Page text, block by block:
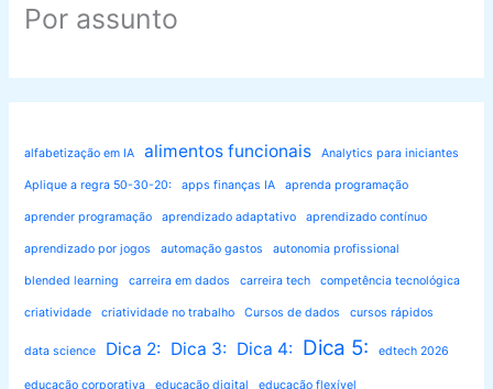
Por assunto
alfabetização em IA alimentos funcionais Analytics para iniciantes
Aplique a regra 50-30-20: apps finanças IA aprenda programação
aprender programação aprendizado adaptativo aprendizado contínuo
aprendizado por jogos automação gastos autonomia profissional
blended learning carreira em dados carreira tech competência tecnológica
criatividade criatividade no trabalho Cursos de dados cursos rápidos
data science Dica 2: Dica 3: Dica 4: Dica 5: edtech 2026
educação corporativa educação digital educação flexível